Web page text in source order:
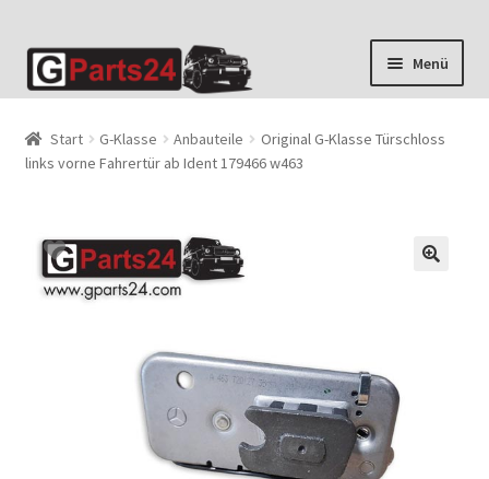
Zur
Navigation
Zum
Inhalt
Menü
Start G-Klasse Anbauteile
Original G-Klasse Türschloss
links vorne Fahrertür ab Ident 179466 w463